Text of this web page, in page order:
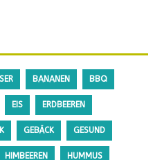
BANANEN BBQ
EIS ERDBEEREN
GEBÄCK GESUND
HIMBEEREN HUMMUS